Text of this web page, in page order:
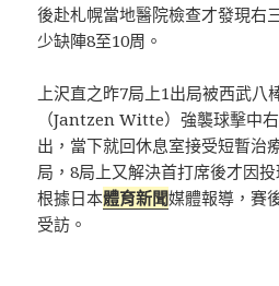
後赴札幌當地醫院檢查才發現右
少缺陣8至10周。
上沢直之昨7局上1出局被西武八
（Jantzen Witte）強襲球擊中
出，當下就回休息室接受短暫治
局，8局上又解決首打席後才因
根據日本體育新聞媒體報導，賽
受訪。